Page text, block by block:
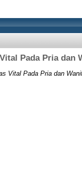
Pada Pria dan
Vital Pada Pria dan